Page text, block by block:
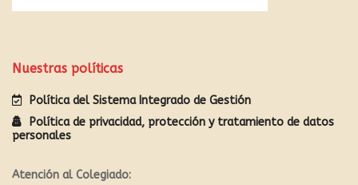
Nuestras políticas
Política del Sistema Integrado de Gestión
Política de privacidad, protección y tratamiento de datos
personales
Atención al Colegiado: